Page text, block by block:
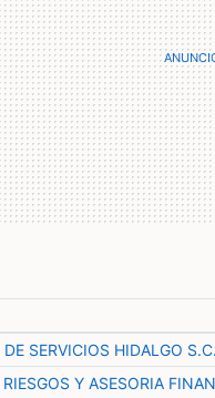
SERVICIOS HIDALGO
Y ASESORIA